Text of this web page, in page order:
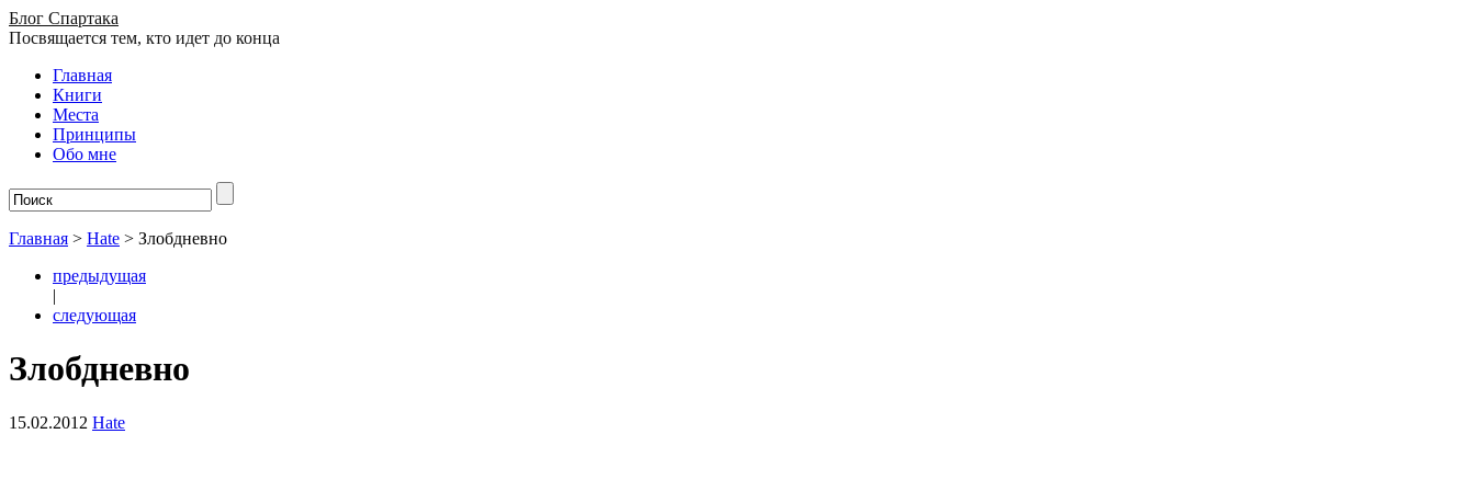
Блог Спартака
Посвящается тем, кто идет до конца
Главная
Книги
Места
Принципы
Обо мне
Главная > Hate > Злобдневно
предыдущая
|
следующая
Злобдневно
15.02.2012 Hate